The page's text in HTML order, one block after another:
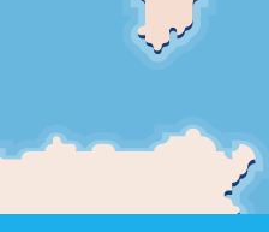
AssistanceEn ligne